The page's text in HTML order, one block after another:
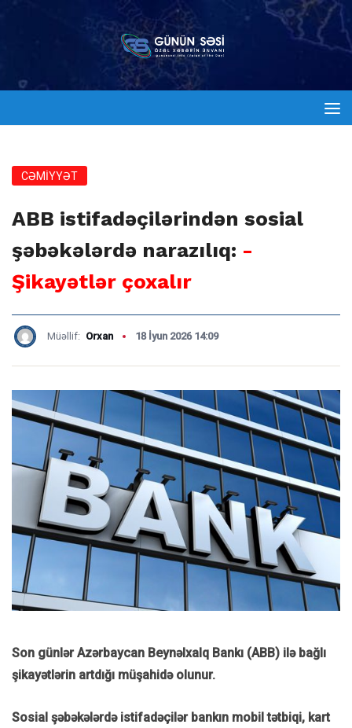
CƏMİYYƏT
ABB istifadəçilərindən sosial
şəbəkələrdə narazılıq: -
Şikayətlər çoxalır
Müəllif: Orxan 18 İyun 2026 14:09
Son günlər Azərbaycan Beynəlxalq Bankı (ABB) ilə bağlı
şikayətlərin artdığı müşahidə olunur.
Sosial şəbəkələrdə istifadəçilər bankın mobil tətbiqi, kart